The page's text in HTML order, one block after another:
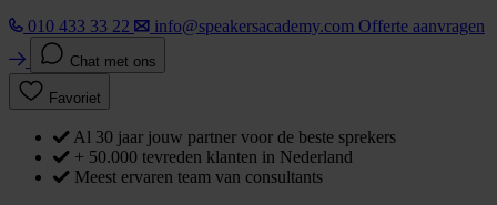
010 433 33 22
info@speakersacademy.com Offerte aanvragen
Chat met ons
Favoriet
Al 30 jaar jouw partner voor de beste sprekers
+ 50.000 tevreden klanten in Nederland
Meest ervaren team van consultants